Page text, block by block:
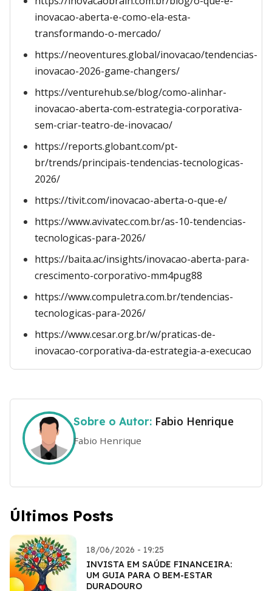
inovacao-aberta-e-como-ela-esta-
transformando-o-mercado/
https://neoventures.global/inovacao/tendencias-
inovacao-2026-game-changers/
https://venturehub.se/blog/como-alinhar-
inovacao-aberta-com-estrategia-corporativa-
sem-criar-teatro-de-inovacao/
https://reports.globant.com/pt-
br/trends/principais-tendencias-tecnologicas-
2026/
https://tivit.com/inovacao-aberta-o-que-e/
https://www.avivatec.com.br/as-10-tendencias-
tecnologicas-para-2026/
https://baita.ac/insights/inovacao-aberta-para-
crescimento-corporativo-mm4pug88
https://www.compuletra.com.br/tendencias-
tecnologicas-para-2026/
https://www.cesar.org.br/w/praticas-de-
inovacao-corporativa-da-estrategia-a-execucao
Sobre o Autor: Fabio Henrique
Fabio Henrique
Últimos Posts
18/06/2026 - 19:25
INVISTA EM SAÚDE FINANCEIRA:
UM GUIA PARA O BEM-ESTAR
DURADOURO